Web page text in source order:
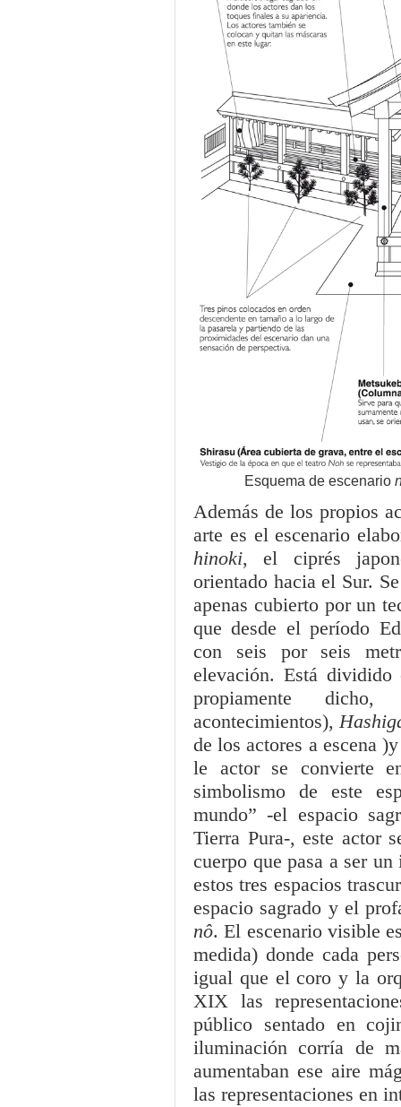
Esquema de escenario
Además de los propios
arte es el escenario
hinoki, el ciprés
orientado hacia el Sur.
apenas cubierto por un
que desde el período
con seis por seis
elevación. Está
propiamente
acontecimientos),
de los actores a escena
le actor se convierte
simbolismo de este
mundo” -el espacio
Tierra Pura-, este actor
cuerpo que pasa a ser
estos tres espacios
espacio sagrado y el
nô. El escenario visible
medida) donde cada
igual que el coro y la
XIX las
público sentado en
iluminación corría de
aumentaban ese aire
las representaciones en